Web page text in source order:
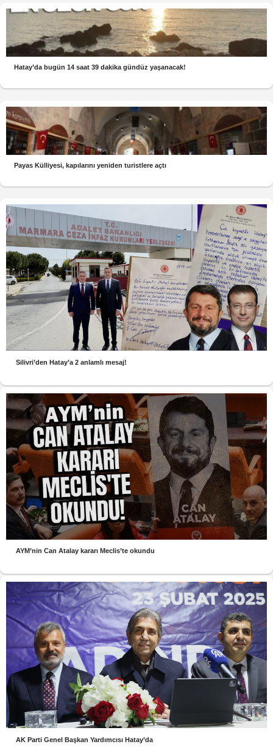
Hatay’da bugün 14 saat 39 dakika gündüz yaşanacak!
Payas Külliyesi, kapılarını yeniden turistlere açtı
Silivri’den Hatay’a 2 anlamlı mesaj!
AYM’nin Can Atalay kararı Meclis’te okundu
AK Parti Genel Başkan Yardımcısı Hatay’da